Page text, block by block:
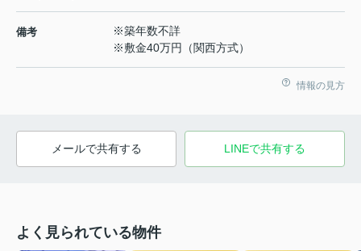
備考
※築年数不詳
※敷金40万円（関西方式）
情報の見方
メールで共有する LINEで共有する
よく見られている物件